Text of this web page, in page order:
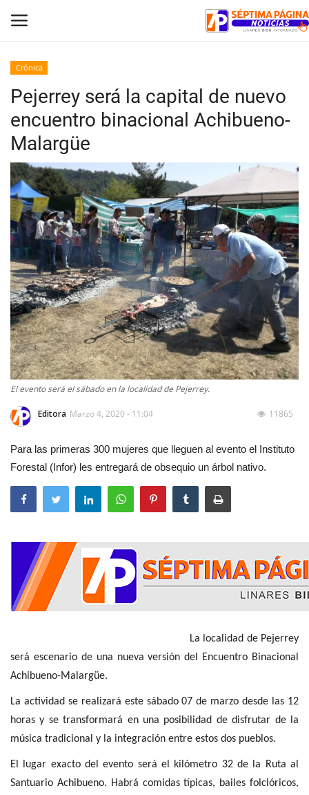
Inicio
Crónica
Policial
Tribunales
Deporte
Política
Espectáculos
Crónica
Pejerrey será la capital de nuevo
encuentro binacional Achibueno-
Malargüe
El evento será el sábado en la localidad de Pejerrey.
Editora Marzo 4, 2020 - 11:04 11865
Para las primeras 300 mujeres que lleguen al evento el Instituto
Forestal (Infor) les entregará de obsequio un árbol nativo.
La localidad de Pejerrey
será escenario de una nueva versión del Encuentro Binacional
Achibueno-Malargüe.
La actividad se realizará este sábado 07 de marzo desde las 12
horas y se transformará en una posibilidad de disfrutar de la
música tradicional y la integración entre estos dos pueblos.
El lugar exacto del evento será el kilómetro 32 de la Ruta al
Santuario Achibueno. Habrá comidas típicas, bailes folclóricos,